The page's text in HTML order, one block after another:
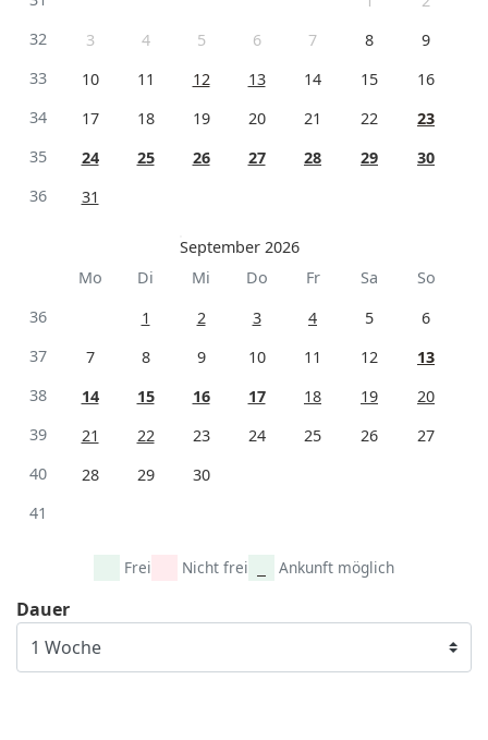
32
3 4 5 6 7 8
9
33
10 11 12 13 14 15
16
34
17 18 19 20 21 22
23
35
24 25 26 27 28 29
30
36
31
September 2026
Mo
Di Mi Do Fr Sa
So
36
1 2 3 4 5
6
37
7 8 9 10 11 12
13
38
14 15 16 17 18 19
20
39
21 22 23 24 25 26
27
40
28 29
30
41
Frei Nicht frei Ankunft möglich
Dauer